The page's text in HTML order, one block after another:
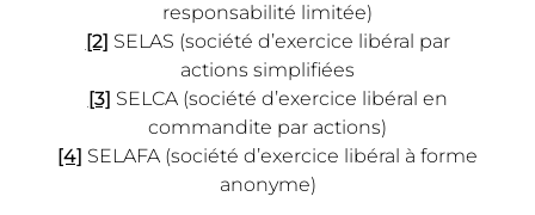
responsabilité limitée)
[2] SELAS (société d’exercice libéral par
actions simplifiées
[3] SELCA (société d’exercice libéral en
commandite par actions)
[4] SELAFA (société d’exercice libéral à forme
anonyme)